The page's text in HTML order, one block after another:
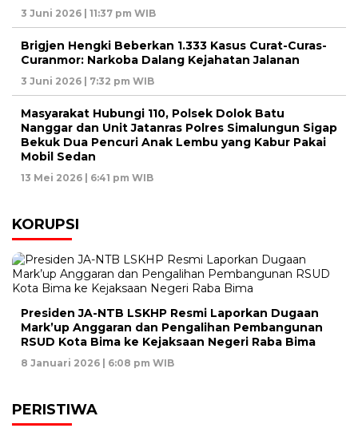
3 Juni 2026 | 11:37 pm WIB
Brigjen Hengki Beberkan 1.333 Kasus Curat-Curas-
Curanmor: Narkoba Dalang Kejahatan Jalanan
3 Juni 2026 | 7:32 pm WIB
Masyarakat Hubungi 110, Polsek Dolok Batu
Nanggar dan Unit Jatanras Polres Simalungun Sigap
Bekuk Dua Pencuri Anak Lembu yang Kabur Pakai
Mobil Sedan
13 Mei 2026 | 6:41 pm WIB
KORUPSI
Presiden JA-NTB LSKHP Resmi Laporkan Dugaan
Mark’up Anggaran dan Pengalihan Pembangunan
RSUD Kota Bima ke Kejaksaan Negeri Raba Bima
8 Januari 2026 | 6:08 pm WIB
PERISTIWA